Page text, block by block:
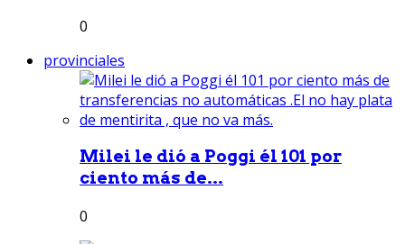
0
provinciales
Milei le dió a Poggi él 101 por
ciento más de...
0